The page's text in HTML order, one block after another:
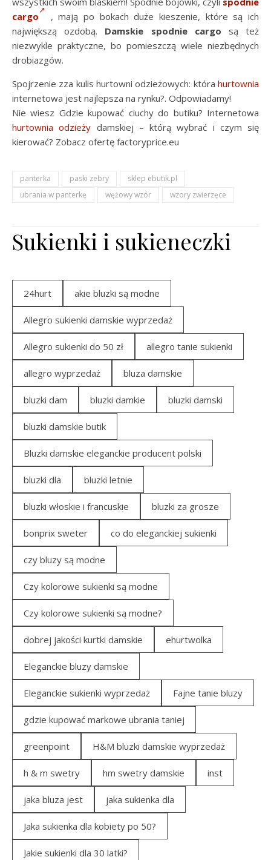
cargo
, mają po bokach duże kieszenie, które są ich
największą ozdobą. Damskie spodnie cargo są też
niezwykle praktyczne, bo pomieszczą wiele niezbędnych
drobiazgów.
Spojrzenie zza kulis hurtowni odzieżowych: która hurtownia
internetowa jest najlepsza na rynku?. Odpowiadamy!
Nie wiesz Gdzie kupować ciuchy do butiku? Internetowa
hurtownia odzieży damskiej – którą wybrać i czym się
kierować? Zobacz ofertę factoryprice.eu
panterka paski zebry
sklep ebutik.pl
ubrania w panterkę
wężowy wzór wzory zwierzęce
Sukienki i sukieneczki
24hurt akie bluzki są modne
Allegro sukienki damskie wyprzedaż
Allegro sukienki do 50 zł allegro tanie sukienki
allegro wyprzedaż bluza damskie
bluzki dam bluzki damkie bluzki damski
bluzki damskie butik
Bluzki damskie eleganckie producent polski
bluzki dla bluzki letnie
bluzki włoskie i francuskie bluzki za grosze
bonprix sweter co do eleganckiej sukienki
czy bluzy są modne
Czy kolorowe sukienki są modne
Czy kolorowe sukienki są modne?
dobrej jakości kurtki damskie ehurtwolka
Eleganckie bluzy damskie
Eleganckie sukienki wyprzedaż Fajne tanie bluzy
gdzie kupować markowe ubrania taniej
greenpoint H&M bluzki damskie wyprzedaż
h & m swetry hm swetry damskie inst
jaka bluza jest jaka sukienka dla
Jaka sukienka dla kobiety po 50?
Jakie sukienki dla 30 latki?